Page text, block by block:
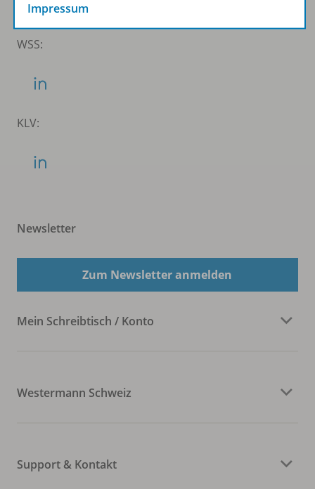
WSS:
KLV:
Newsletter
Zum Newsletter anmelden
Mein Schreibtisch / Konto
Westermann Schweiz
Support & Kontakt
Impressum